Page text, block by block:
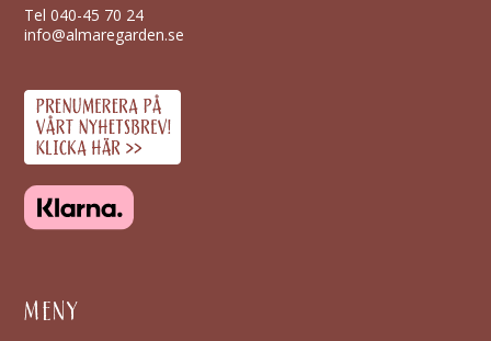
Tel040-45 70 24
info@almaregarden.se
MENY